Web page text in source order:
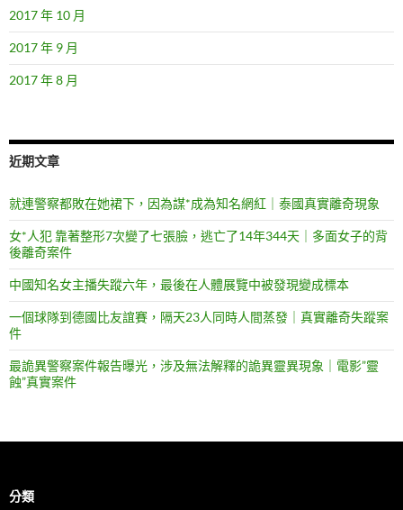
2017 年 10 月
2017 年 9 月
2017 年 8 月
近期文章
就連警察都敗在她裙下，因為謀*成為知名網紅｜泰國真實離奇現象
女*人犯 靠著整形7次變了七張臉，逃亡了14年344天｜多面女子的背
後離奇案件
中國知名女主播失蹤六年，最後在人體展覽中被發現變成標本
一個球隊到德國比友誼賽，隔天23人同時人間蒸發｜真實離奇失蹤案
件
最詭異警察案件報告曝光，涉及無法解釋的詭異靈異現象｜電影”靈
蝕”真實案件
分類